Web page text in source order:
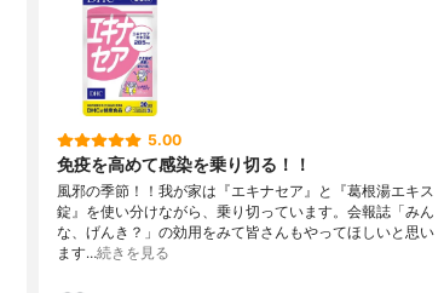
5.00
免疫を高めて感染を乗り切る！！
風邪の季節！！我が家は『エキナセア』と『葛根湯エキス
錠』を使い分けながら、乗り切っています。会報誌「みん
な、げんき？」の効用をみて皆さんもやってほしいと思い
ます…続きを見る